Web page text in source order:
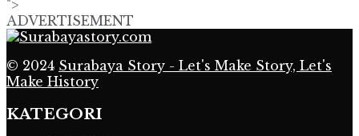
">
ADVERTISEMENT
© 2024 Surabaya Story - Let's Make Story, Let's
Make History
KATEGORI